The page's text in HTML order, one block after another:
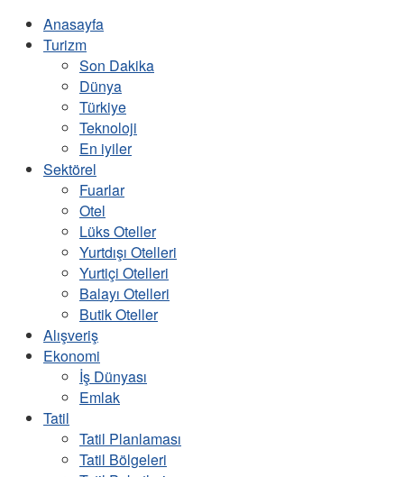
Anasayfa
Turizm
Son Dakika
Dünya
Türkiye
Teknoloji
En iyiler
Sektörel
Fuarlar
Otel
Lüks Oteller
Yurtdışı Otelleri
Yurtiçi Otelleri
Balayı Otelleri
Butik Oteller
Alışveriş
Ekonomi
İş Dünyası
Emlak
Tatil
Tatil Planlaması
Tatil Bölgeleri